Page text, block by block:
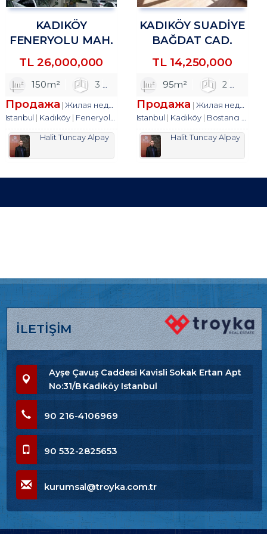
2
квартира
KADIKÖY
FENERYOLU MAH.
3+1 SATILIK DAİRE
TROYKADAN
TL26,000,000
150m² 3 2
Продажа Жилая недвижимость
квартира
Istanbul
Kadıköy Feneryolu Mah.
Halit Tuncay Alpay
KADIKÖY SUADİYE
BAĞDAT CAD.
YAKIN 2+1 SATILIK
DAİRE TROYKADAN
TL14,250,000
95m² 2
Продажа
Жилая недвижимость
Istanbul
Kadıköy Bostancı Mah.
Halit Tuncay Alpay
İLETİŞİM
Ayşe Çavuş Caddesi Kavisli Sokak Ertan Apt
No:31/B Kadıköy Istanbul
90 216-4106969
90 532-2825653
kurumsal@troyka.com.tr